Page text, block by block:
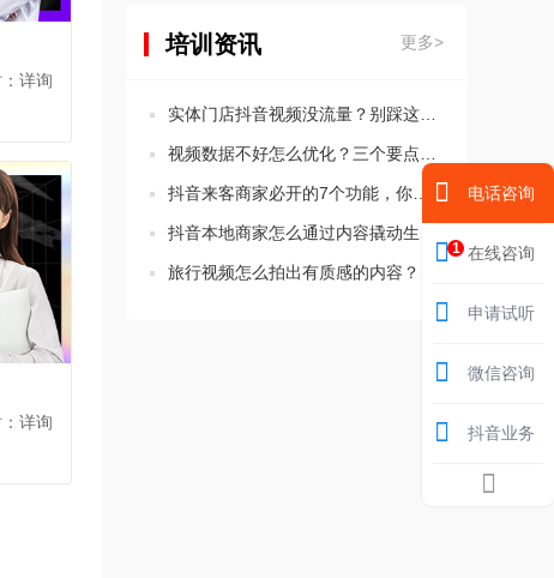
详询
详询
培训资讯 更多>
实体门店抖音视频没流量？别踩这5个违规坑！
视频数据不好怎么优化？三个要点教会你分析思路！
抖音来客商家必开的7个功能，你都设置了吗？
抖音本地商家怎么通过内容撬动生意增长？这三点要知道！
旅行视频怎么拍出有质感的内容？新手必学的三个技巧
电话咨询
1 在线咨询
申请试听
微信咨询
抖音业务